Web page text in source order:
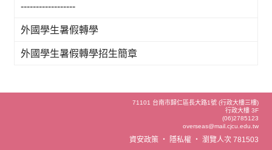
------------------
外國學生暑假轉學
外國學生暑假轉學招生簡章
71101 台南市歸仁區長大路1號 (行政大樓三樓)
行政大樓 3F
(06)2785123
overseas@mail.cjcu.edu.tw
資安政策 ‧ 隱私權 ‧ 瀏覽人次 781503